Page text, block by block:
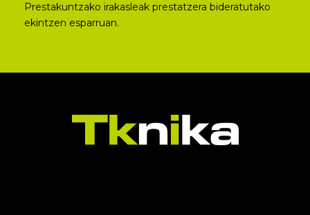
Prestakuntzako irakasleak prestatzera bideratutako
ekintzen esparruan.